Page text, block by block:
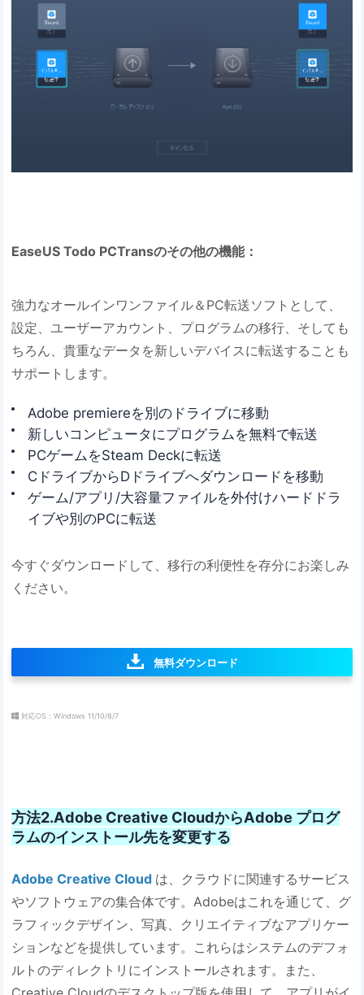
EaseUS Todo PCTransのその他の機能：
強力なオールインワンファイル＆PC転送ソフトとして、
設定、ユーザーアカウント、プログラムの移行、そしても
ちろん、貴重なデータを新しいデバイスに転送することも
サポートします。
Adobe premiereを別のドライブに移動
新しいコンピュータにプログラムを無料で転送
PCゲームをSteam Deckに転送
CドライブからDドライブへダウンロードを移動
ゲーム/アプリ/大容量ファイルを外付けハードドラ
イブや別のPCに転送
今すぐダウンロードして、移行の利便性を存分にお楽しみ
ください。
無料ダウンロード
対応OS：Windows 11/10/8/7
方法2.Adobe Creative CloudからAdobe プログ
ラムのインストール先を変更する
Adobe Creative Cloud は、クラウドに関連するサービス
やソフトウェアの集合体です。Adobeはこれを通じて、グ
ラフィックデザイン、写真、クリエイティブなアプリケー
ションなどを提供しています。これらはシステムのデフォ
ルトのディレクトリにインストールされます。また、